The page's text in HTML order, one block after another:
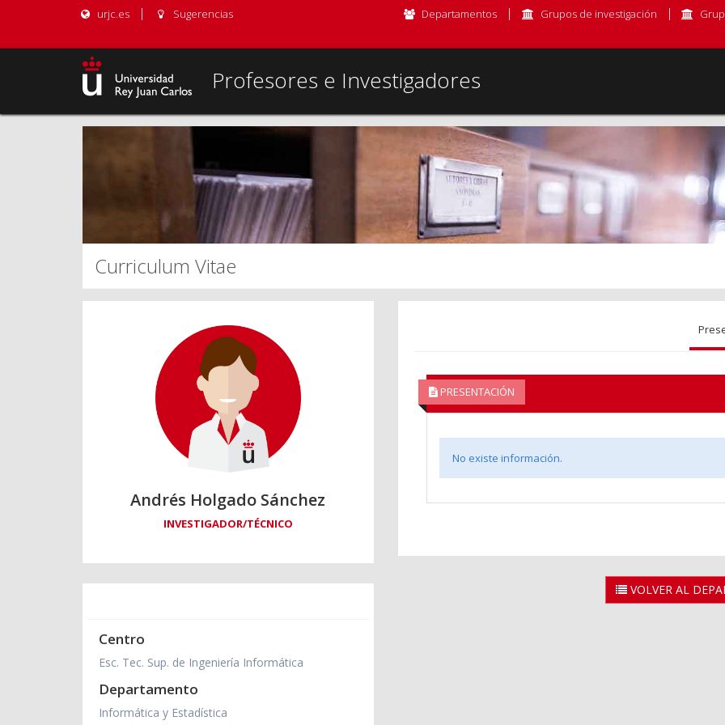
urjc.es Sugerencias Departamentos Grupos de investigación
Profesores e Investigadores
Curriculum Vitae
Andrés Holgado Sánchez
INVESTIGADOR/TÉCNICO
Centro
Esc. Tec. Sup. de Ingeniería Informática
Departamento
Informática y Estadística
PRESENTACIÓN
No existe información.
VOLVER AL